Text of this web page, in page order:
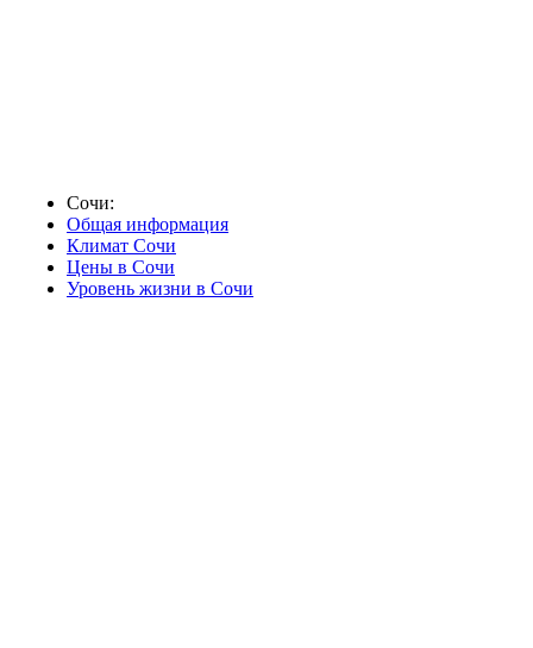
Сочи:
Общая информация
Климат Сочи
Цены в Сочи
Уровень жизни в Сочи